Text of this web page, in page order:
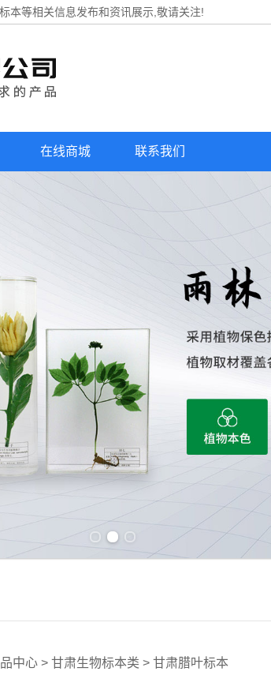
本等相关信息发布和资讯展示,敬请关注!
在线商城 联系我们
中心 > 甘肃生物标本类 > 甘肃腊叶标本